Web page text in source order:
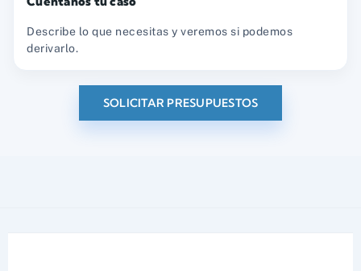
Describe lo que necesitas y veremos si podemos
derivarlo.
SOLICITAR PRESUPUESTOS